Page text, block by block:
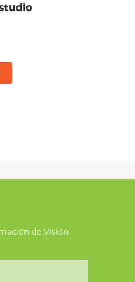
de Visión